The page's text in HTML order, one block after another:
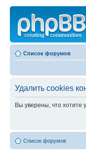
Список форумов
Удалить cookies
Вы уверены, что
Список форумов